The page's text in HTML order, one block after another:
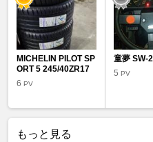
MICHELIN PILOT SP
ORT 5 245/40ZR17
6 PV
童夢 SW-2
5PV
もっと見る